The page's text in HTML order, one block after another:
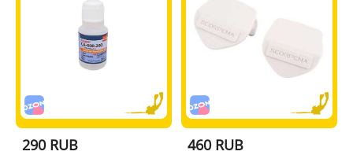
290 RUB 460 RUB